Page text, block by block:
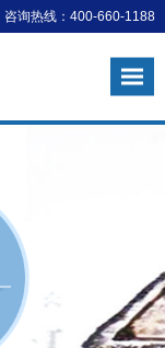
咨询热线：400-660-1188